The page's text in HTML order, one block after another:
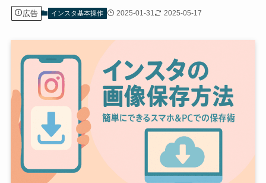
広告 インスタ基本操作 2025-01-31 2025-05-17